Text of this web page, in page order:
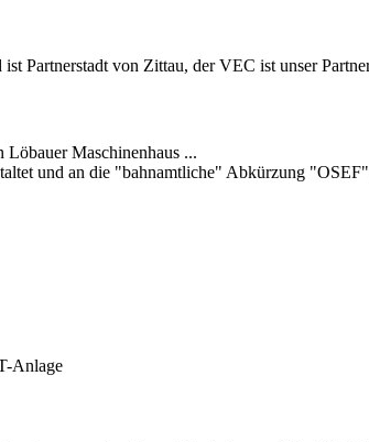
Partnerstadt von Zittau, der VEC ist unser
Löbauer Maschinenhaus ...
und an die "bahnamtliche" Abkürzung
Anlage